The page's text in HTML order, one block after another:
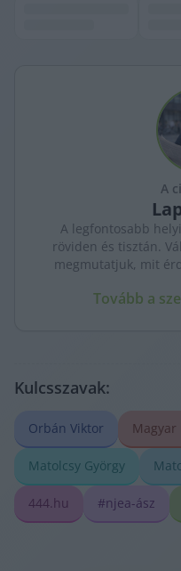
A
A legfontosabb
röviden és tisztán.
megmutatjuk, mit
Tovább a
Kulcsszavak:
Orbán Viktor Magyar
Matolcsy György
444.hu #njea-ász